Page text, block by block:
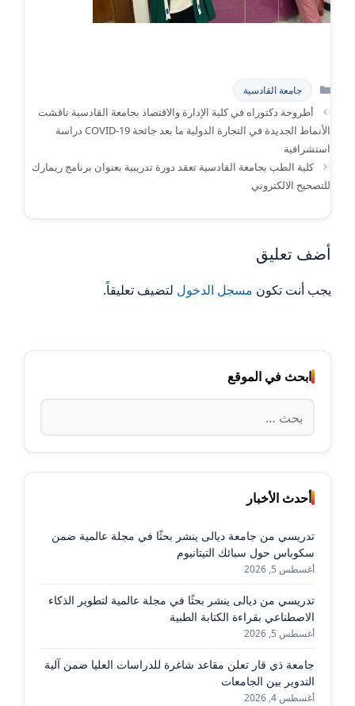
التصنيفات
جامعة القادسية
أطروحة دكتوراه في كلية الإدارة والاقتصاد بجامعة القادسية ناقشت
الأنماط الجديدة في التجارة الدولية ما بعد جائحة 19-COVID دراسة
استشرافية
كلية الطب بجامعة القادسية تعقد دورة تدريبية بعنوان برنامج ريمارك
للتصحيح الالكتروني
أضف تعليق
يجب أنت تكون مسجل الدخول لتضيف تعليقاً.
ابحث في الموقع
البحث
عن:
أحدث الأخبار
تدريسي من جامعة ديالى ينشر بحثًا في مجلة عالمية ضمن
سكوباس حول سبائك التيتانيوم
أغسطس 5, 2026
تدريسي من ديالى ينشر بحثًا في مجلة عالمية لتطوير الذكاء
الاصطناعي بقراءة الكتابة الطبية
أغسطس 5, 2026
جامعة ذي قار تعلن مقاعد شاغرة للدراسات العليا ضمن آلية
التدوير بين الجامعات
أغسطس 4, 2026